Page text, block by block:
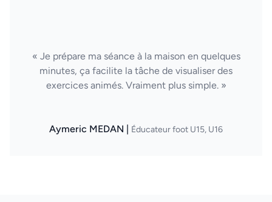
« Je prépare ma séance à la maison en quelques
minutes, ça facilite la tâche de visualiser des
exercices animés. Vraiment plus simple. »
Aymeric MEDAN | Éducateur foot U15, U16